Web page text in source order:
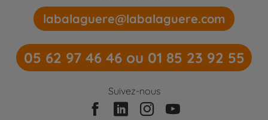
labalaguere@labalaguere.com
05 62 97 46 46 ou 01 85 23 92 55
Suivez-nous